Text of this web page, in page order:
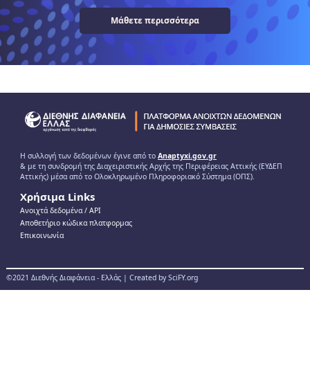
Μάθετε περισσότερα
Η συλλογή των δεδομένων έγινε από το Anaptyxi.gov.gr
& με τη συνδρομή της Διαχειριστικής Αρχής της Περιφέρειας Αττικής (ΕΥΔΕΠ
Αττικής) μέσα από το Ολοκληρωμένο Πληροφοριακό Σύστημα (ΟΠΣ).
Χρήσιμα Links
Ανοιχτά δεδομένα / ΑPI
Αποθετήριο κώδικα πλατφορμας
Επικοινωνία
©2021 Διεθνής Διαφάνεια - Ελλάς | Created by SciFY.org